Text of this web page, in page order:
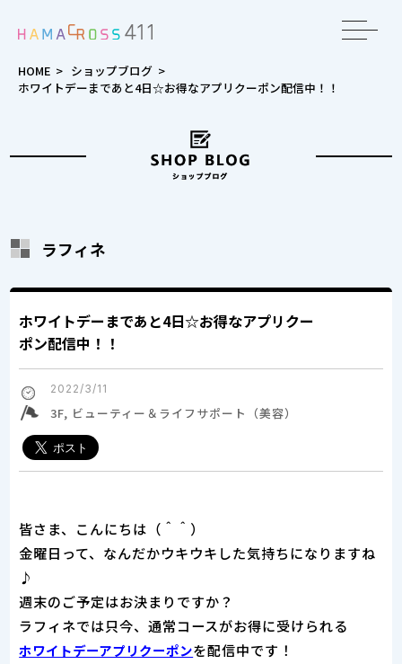
HOME > ショップブログ >
ホワイトデーまであと4日☆お得なアプリクーポン配信中！！
ラフィネ
ホワイトデーまであと4日☆お得なアプリクー
ポン配信中！！
2022/3/11
3F, ビューティー＆ライフサポート（美容）
皆さま、こんにちは（＾＾）
金曜日って、なんだかウキウキした気持ちになりますね
♪
週末のご予定はお決まりですか？
ラフィネでは只今、通常コースがお得に受けられる
ホワイトデーアプリクーポンを配信中です！